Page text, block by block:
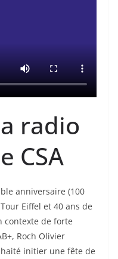
radio
CSA
anniversaire (100
Eiffel et 40 ans de
contexte de forte
Roch Olivier
initier une fête de